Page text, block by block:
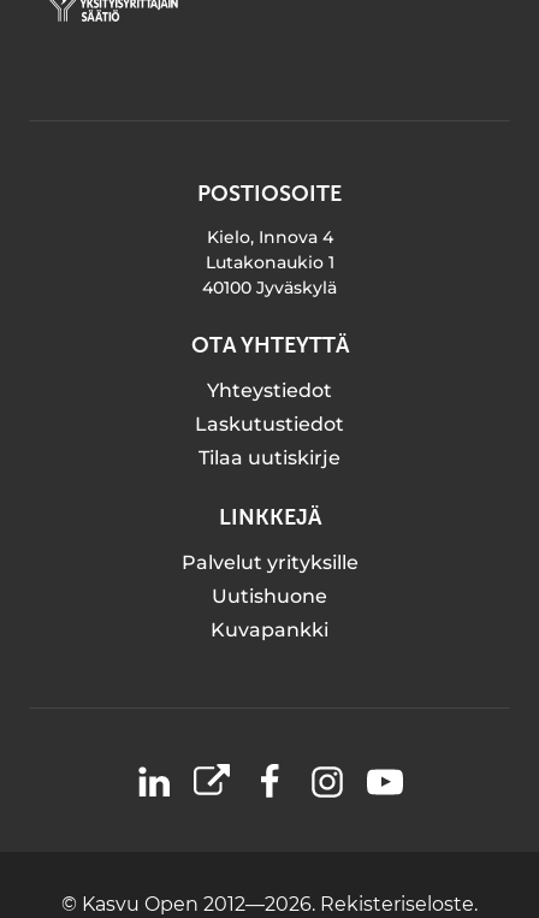
POSTIOSOITE
Kielo, Innova 4
Lutakonaukio 1
40100 Jyväskylä
OTA YHTEYTTÄ
Yhteystiedot
Laskutustiedot
Tilaa uutiskirje
LINKKEJÄ
Palvelut yrityksille
Uutishuone
Kuvapankki
LinkedIn
X FacebookInstagramYouTube
© Kasvu Open 2012—2026. Rekisteriseloste.